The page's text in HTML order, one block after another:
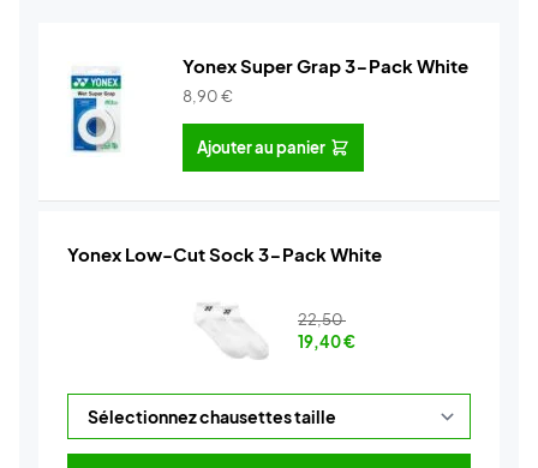
Yonex Super Grap 3-Pack White
8,90€
Ajouter au panier
Yonex Low-Cut Sock 3-Pack White
22,50
19,40€